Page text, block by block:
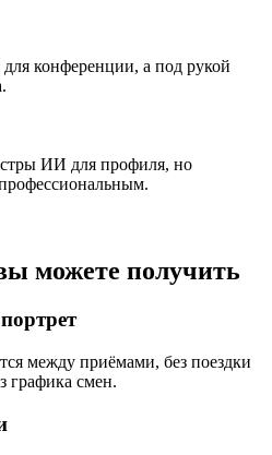
для конференции, а под рукой
ИИ для профиля, но
можете получить
между приёмами, без поездки
графика смен.